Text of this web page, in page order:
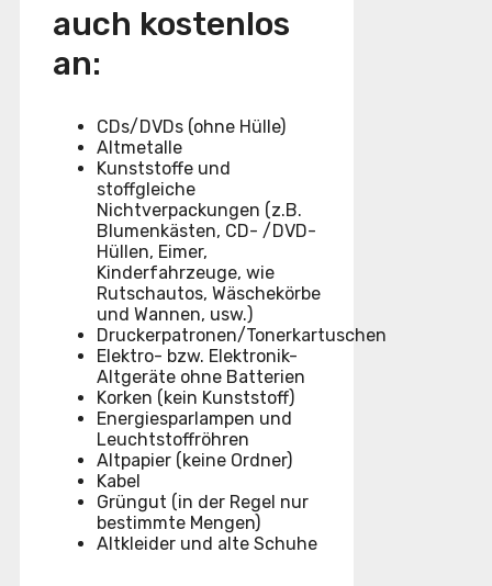
auch kostenlos
an:
CDs/DVDs (ohne Hülle)
Altmetalle
Kunststoffe und
stoffgleiche
Nichtverpackungen (z.B.
Blumenkästen, CD- /DVD-
Hüllen, Eimer,
Kinderfahrzeuge, wie
Rutschautos, Wäschekörbe
und Wannen, usw.)
Druckerpatronen/Tonerkartuschen
Elektro- bzw. Elektronik-
Altgeräte ohne Batterien
Korken (kein Kunststoff)
Energiesparlampen und
Leuchtstoffröhren
Altpapier (keine Ordner)
Kabel
Grüngut (in der Regel nur
bestimmte Mengen)
Altkleider und alte Schuhe